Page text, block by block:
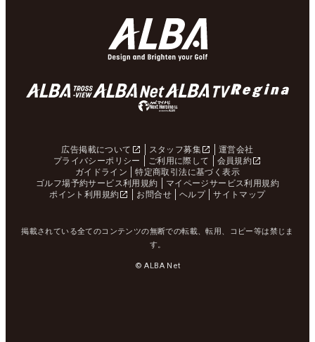
広告掲載について スタッフ募集
運営会社
プライバシーポリシー
ご利用に際して
会員規約
ガイドライン
特定商取引法に基づく表示
ゴルフ場予約サービス利用規約
マイページサービス利用規約
ポイント利用規約
お問合せ ヘルプ サイトマップ
掲載されている全てのコンテンツの無断での転載、転用、コピー等は禁じま
す。
© ALBA Net